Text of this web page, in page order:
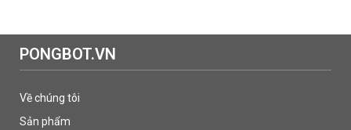
PONGBOT.VN
Về chúng tôi
Sản phẩm